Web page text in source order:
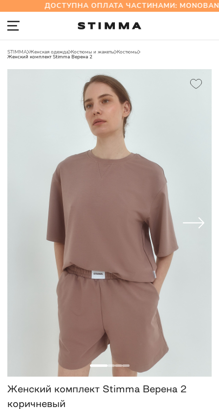
ДОСТУПНА ОПЛАТА ЧАСТИНАМИ:
STIMMA Женская одежда Костюмы и жакеты Костюмы
Женский комплект Stimma Верена 2
Женский комплект Stimma Верена 2
коричневый